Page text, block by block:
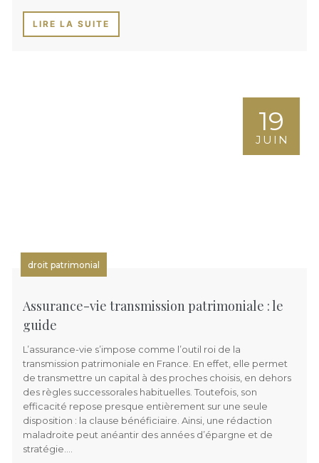
LIRE LA SUITE
19
JUIN
droit patrimonial
Assurance-vie transmission patrimoniale : le
guide
L’assurance-vie s’impose comme l’outil roi de la
transmission patrimoniale en France. En effet, elle permet
de transmettre un capital à des proches choisis, en dehors
des règles successorales habituelles. Toutefois, son
efficacité repose presque entièrement sur une seule
disposition : la clause bénéficiaire. Ainsi, une rédaction
maladroite peut anéantir des années d’épargne et de
stratégie….